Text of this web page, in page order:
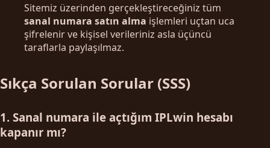
Sitemiz üzerinden gerçekleştireceğiniz tüm
sanal numara satın alma işlemleri uçtan uca
şifrelenir ve kişisel verileriniz asla üçüncü
taraflarla paylaşılmaz.
Sıkça Sorulan Sorular (SSS)
1. Sanal numara ile açtığım IPLwin hesabı
kapanır mı?